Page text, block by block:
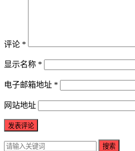
评论 *
显示名称 *
电子邮箱地址 *
网站地址
搜索